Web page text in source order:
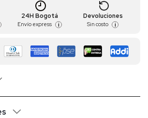
24H Bogotá
Envío express i
Devoluciones
Sin costo i